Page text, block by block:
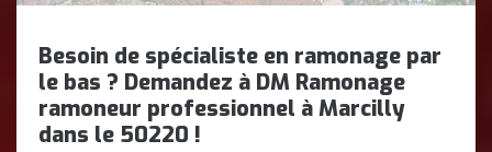
Besoin de spécialiste en ramonage par
le bas ? Demandez à DM Ramonage
ramoneur professionnel à Marcilly
dans le 50220 !